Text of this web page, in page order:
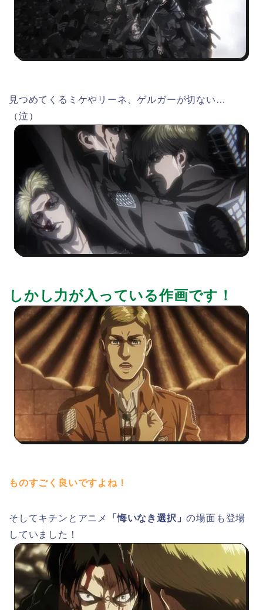
見つめてくるミケやリーネ、ゲルガーが切ない…
（泣）
しかし力が入っている作画です！
ものすごく良いですよね！
そしてキチンとアニメ 「悔いなき選択」の場面も登場
していました！